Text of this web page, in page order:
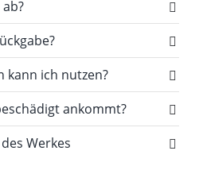
kann ich nutzen?
ankommt?
Werkes